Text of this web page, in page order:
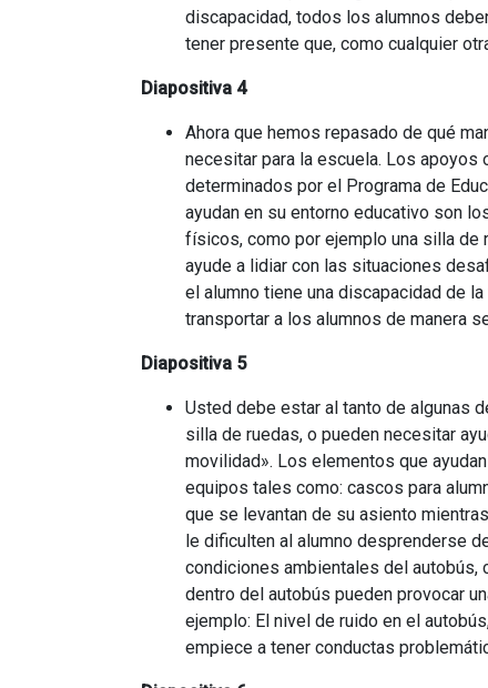
discapacidad, todos los alumnos
tener presente que, como cualquier
Diapositiva 4
Ahora que hemos repasado de qué
necesitar para la escuela. Los apoyos
determinados por el Programa de
ayudan en su entorno educativo son
físicos, como por ejemplo una silla de
ayude a lidiar con las situaciones
el alumno tiene una discapacidad de
transportar a los alumnos de manera
Diapositiva 5
Usted debe estar al tanto de algunas
silla de ruedas, o pueden necesitar
movilidad». Los elementos que
equipos tales como: cascos para
que se levantan de su asiento
le dificulten al alumno desprenderse
condiciones ambientales del autobús,
dentro del autobús pueden provocar
ejemplo: El nivel de ruido en el
empiece a tener conductas